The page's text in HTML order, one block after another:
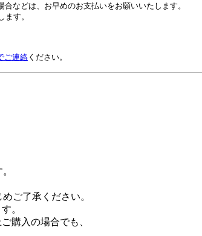
などは、お早めのお支払いをお願いいたします。
す。
ご連絡 ください。
ご了承ください。
。
購入の場合でも、